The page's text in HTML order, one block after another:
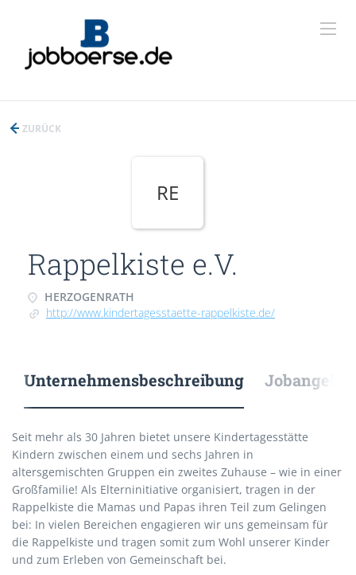
ZURÜCK
RE
Rappelkiste e.V.
HERZOGENRATH
http://www.kindertagesstaette-rappelkiste.de/
Unternehmensbeschreibung
Seit mehr als 30 Jahren bietet unsere Kindertagesstätte
Kindern zwischen einem und sechs Jahren in
altersgemischten Gruppen ein zweites Zuhause – wie in einer
Großfamilie! Als Elterninitiative organisiert, tragen in der
Rappelkiste die Mamas und Papas ihren Teil zum Gelingen
bei: In vielen Bereichen engagieren wir uns gemeinsam für
die Rappelkiste und tragen somit zum Wohl unserer Kinder
und zum Erleben von Gemeinschaft bei.